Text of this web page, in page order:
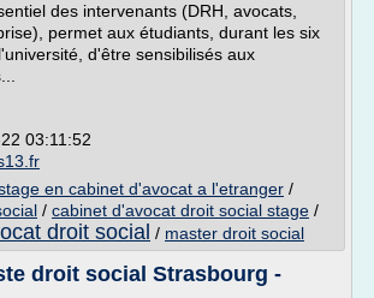
des intervenants (DRH, avocats,
permet aux étudiants, durant les six
d'être sensibilisés aux
03:11:52
en cabinet d'avocat a l'etranger /
/ cabinet d'avocat droit social stage /
droit social / master droit social
droit social Strasbourg -